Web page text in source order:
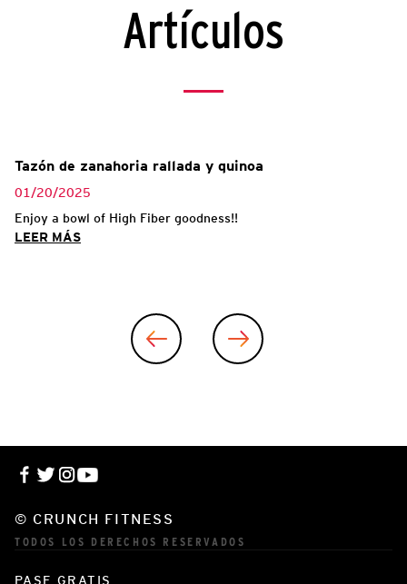
Artículos
Tazón de zanahoria rallada y quinoa
01/20/2025
Enjoy a bowl of High Fiber goodness!!
LEER MÁS
© CRUNCH FITNESS
TODOS LOS DERECHOS RESERVADOS
PASE GRATIS